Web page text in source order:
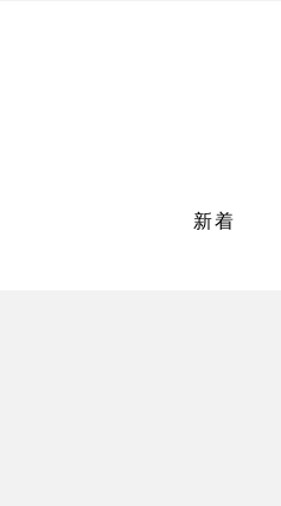
新着